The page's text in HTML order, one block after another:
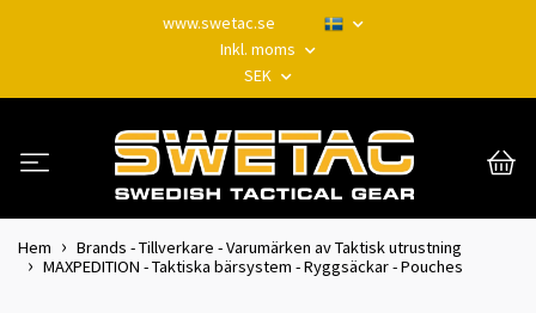
www.swetac.se
Inkl. moms
SEK
Hem
Brands - Tillverkare - Varumärken av Taktisk utrustning
MAXPEDITION - Taktiska bärsystem - Ryggsäckar - Pouches